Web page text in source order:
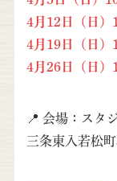
4月12日（日）
4月19日（日）
4月26日（日）
📍 会場：スタ
三条東入若松町